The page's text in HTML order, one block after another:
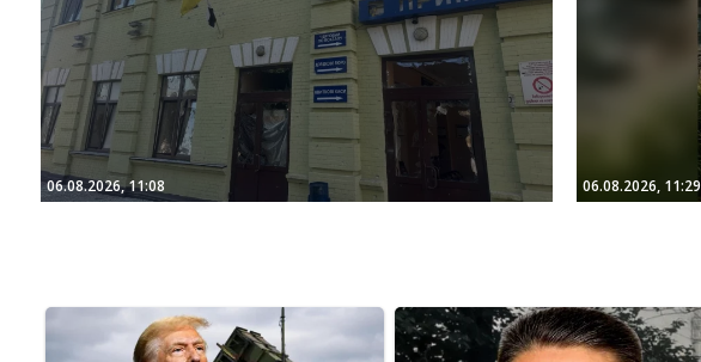
06.08.2026, 11:08 06.08.2026, 11:29